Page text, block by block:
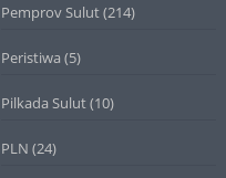
Pemprov Sulut(214)
Peristiwa (5)
Pilkada Sulut(10)
PLN (24)